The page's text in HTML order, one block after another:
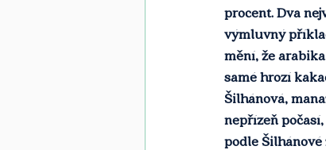
procent. Dva
výmluvný
mění, že
samé hrozí
Šilhánová,
nepřízeň
podle